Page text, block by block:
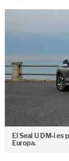
El Seal U DM-i es
Europa.